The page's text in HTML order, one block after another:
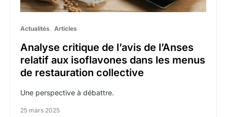
Actualités Articles
Analyse critique de l’avis de l’Anses
relatif aux isoflavones dans les menus
de restauration collective
Une perspective à débattre.
25 mars 2025